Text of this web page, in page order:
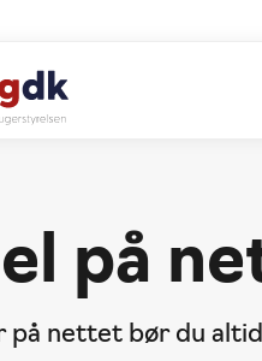
på
på nettet bør du